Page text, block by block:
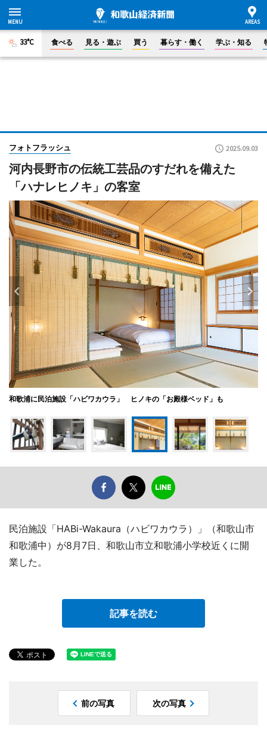
33°C 食べる 見る・遊ぶ 買う 暮らす・働く 学ぶ・知る
フォトフラッシュ 2025.09.03
河内長野市の伝統工芸品のすだれを備えた
「ハナレヒノキ」の客室
和歌浦に民泊施設「ハビワカウラ」 ヒノキの「お殿様ベッド」も
民泊施設「HABi-Wakaura（ハビワカウラ）」（和歌山市
和歌浦中）が8月7日、和歌山市立和歌浦小学校近くに開
業した。
記事を読む
前の写真 次の写真